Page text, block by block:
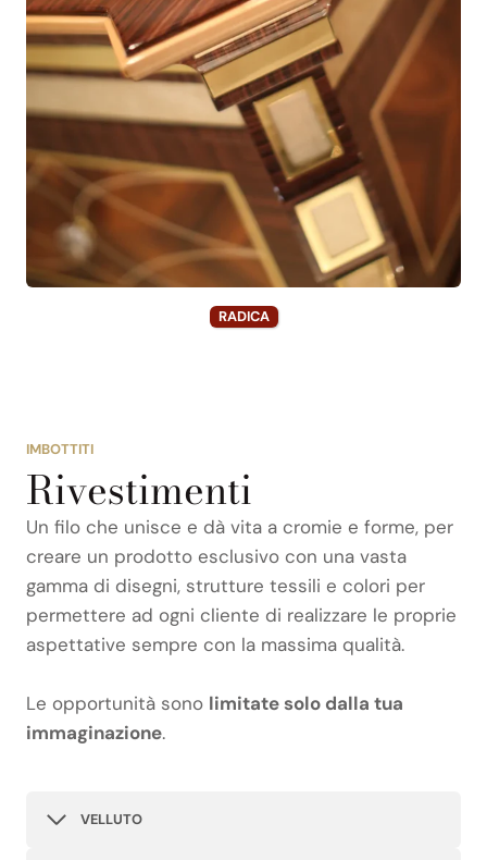
RADICA
IMBOTTITI
Rivestimenti
Un filo che unisce e dà vita a cromie e forme, per
creare un prodotto esclusivo con una vasta
gamma di disegni, strutture tessili e colori per
permettere ad ogni cliente di realizzare le proprie
aspettative sempre con la massima qualità.
Le opportunità sono limitate solo dalla tua
immaginazione.
VELLUTO